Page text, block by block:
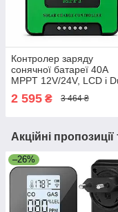
Контролер заряду
сонячної батареї 40A
MPPT 12V/24V, LCD і
дисплеєм
2 595 ₴ 3 464 ₴
Акційні
–26%